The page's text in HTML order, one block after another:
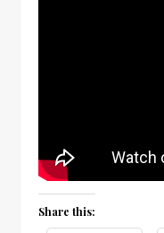
Share this: